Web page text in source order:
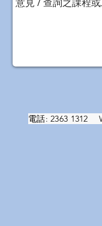
電話: 2363 1312